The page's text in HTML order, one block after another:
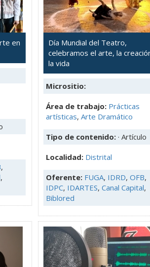
en
,
,
Día Mundial del Teatro,
celebramos el arte, la
la vida
Micrositio:
Área de trabajo: Prácticas
artísticas, Arte Dramático
Tipo de contenido: · Artículo
Localidad: Distrital
Oferente: FUGA, IDRD, OFB,
IDPC, IDARTES, Canal Capital,
Biblored